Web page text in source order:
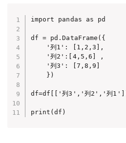
import pandas as pd
df = pd.DataFrame({
    '列1': [1,2,3],
    '列2':[4,5,6] ,
    '列3': [7,8,9]
    })
df=df[['列3','列2','列1']]
print(df)